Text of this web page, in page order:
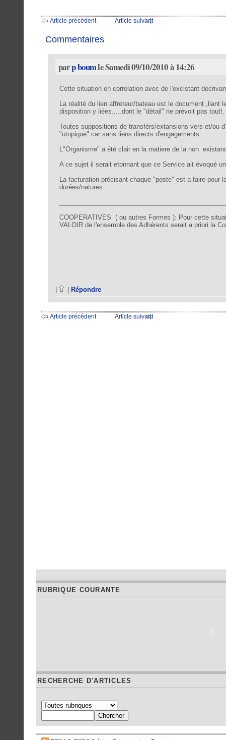
Article précédent Article suivant
Commentaires
parp boumle Samedi 09/10/2010 à 14:26
Cette situation en correlation avec de l'excistant
La réalité du lien affreteur/bateau est le document ,liant
disposition y liées.....dont le "détail" ne prévoit pas
Toutes suppositions de transfèrs/extansions vers et/ou
"utopique" car sans liens directs d'engagements.
L"Organisme" a été clair en la matiere de la non
A ce sujet il serait etonnant que ce Service ait évoqué
La facturation précisant chaque "poste" est a faire
durées/natures.
COOPERATIVES ( ou autres Formes ): Pour cette
VALOIR de l'ensemble des Adhérents serait a priori la
Répondre
Article précédent Article suivant
RUBRIQUE COURANTE
RECHERCHE D'ARTICLES